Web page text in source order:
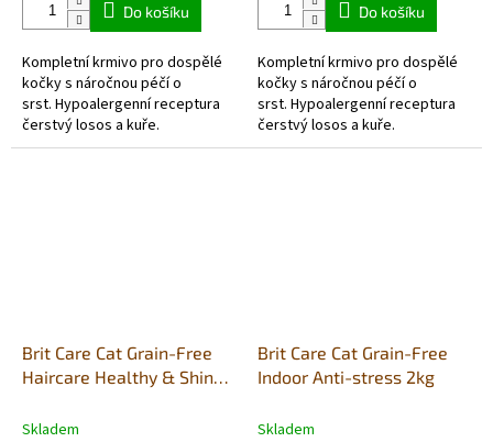
Do košíku
Kompletní krmivo pro dospělé
kočky s náročnou péčí o
srst. Hypoalergenní receptura
čerstvý losos a kuře.
Do košíku
Kompletní krmivo pro dospělé
kočky s náročnou péčí o
srst. Hypoalergenní receptura
čerstvý losos a kuře.
Brit Care Cat Grain-Free
Haircare Healthy & Shiny
Skladem
Brit Care Cat Grain-Free
Indoor Anti-stress 2kg
Skladem